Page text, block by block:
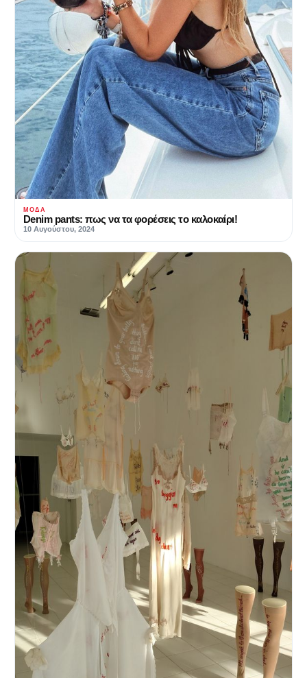
ΜΌΔΑ
Denim pants: πως να τα φορέσεις το καλοκαίρι!
10 Αυγούστου, 2024